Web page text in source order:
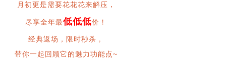
月初更是需要花花花来解压，
尽享全年最低低低价！
经典返场，限时秒杀，
带你一起回顾它的魅力功能点~